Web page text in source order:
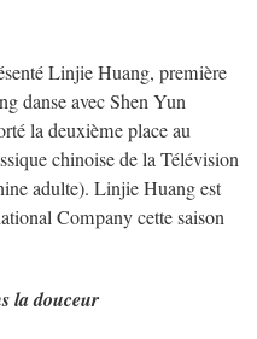
Linjie Huang, première
danse avec Shen Yun
la deuxième place au
chinoise de la Télévision
adulte). Linjie Huang est
Company cette saison
la douceur